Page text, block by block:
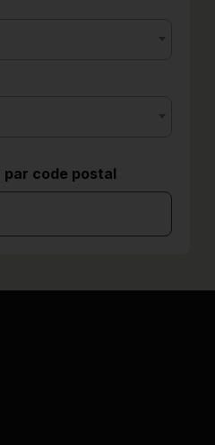
par code postal